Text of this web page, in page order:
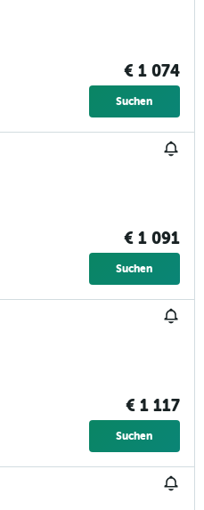
€ 1 074
Suchen
€ 1 091
Suchen
€ 1 117
Suchen